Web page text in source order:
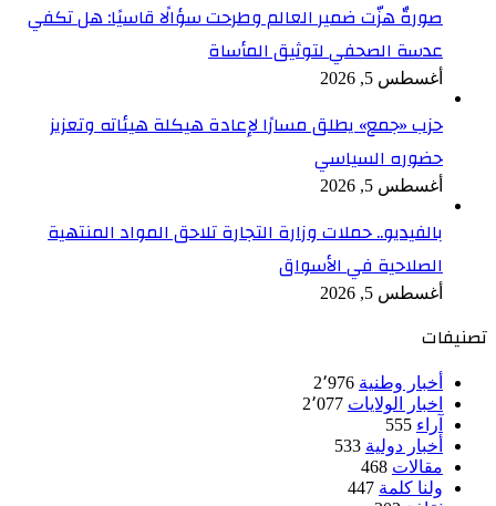
صورةٌ هزّت ضمير العالم وطرحت سؤالًا قاسيًا: هل تكفي
عدسة الصحفي لتوثيق المأساة
أغسطس 5, 2026
حزب «جمع» يطلق مسارًا لإعادة هيكلة هيئاته وتعزيز
حضوره السياسي
أغسطس 5, 2026
بالفيديو.. حملات وزارة التجارة تلاحق المواد المنتهية
الصلاحية في الأسواق
أغسطس 5, 2026
تصنيفات
أخبار وطنية 2٬976
اخبار الولايات 2٬077
آراء 555
أخبار دولية 533
مقالات 468
ولنا كلمة 447